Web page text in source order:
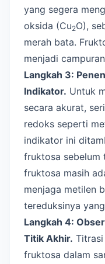
yang segera
oksida (Cu2O),
merah bata.
menjadi
Langkah 3:
Indikator. Untuk
secara akurat,
redoks seperti
indikator ini
fruktosa sebelum
fruktosa masih
menjaga metilen
tereduksinya
Langkah 4:
Titik Akhir.
fruktosa dalam